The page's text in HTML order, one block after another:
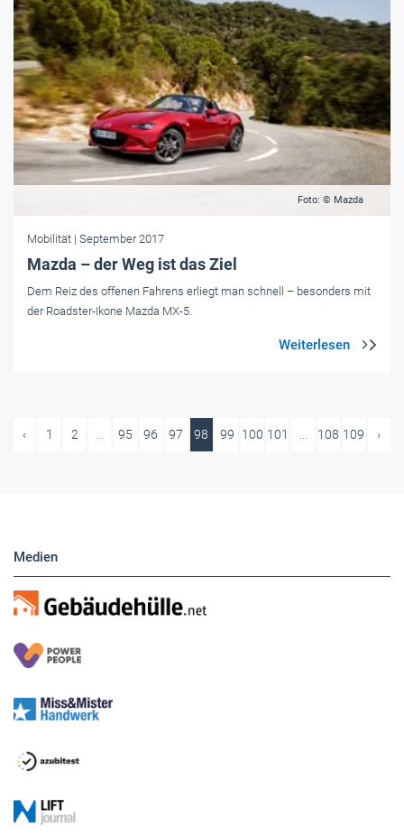
Foto: © Mazda
Mobilität | September 2017
Mazda – der Weg ist das Ziel
Dem Reiz des offenen Fahrens erliegt man schnell – besonders mit
der Roadster-Ikone Mazda MX-5.
‹ 1 2 ... 95 96 97 98 99 100 101 ... 108 109 ›
Medien